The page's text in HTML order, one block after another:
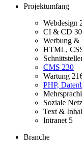
Projektumfang
Webdesign
CI & CD 30
Werbung &
HTML,
CMS 230
Wartung
PHP,
Soziale
Text &
Intranet 5
Branche